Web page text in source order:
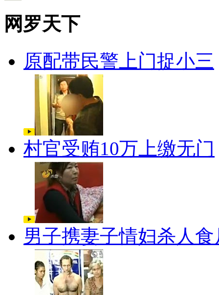
网罗天下
原配带民警上门捉小三
村官受贿10万上缴无门
男子携妻子情妇杀人食